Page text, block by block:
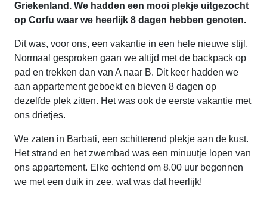
Griekenland. We hadden een mooi plekje uitgezocht
op Corfu waar we heerlijk 8 dagen hebben genoten.
Dit was, voor ons, een vakantie in een hele nieuwe stijl.
Normaal gesproken gaan we altijd met de backpack op
pad en trekken dan van A naar B. Dit keer hadden we
aan appartement geboekt en bleven 8 dagen op
dezelfde plek zitten. Het was ook de eerste vakantie met
ons drietjes.
We zaten in Barbati, een schitterend plekje aan de kust.
Het strand en het zwembad was een minuutje lopen van
ons appartement. Elke ochtend om 8.00 uur begonnen
we met een duik in zee, wat was dat heerlijk!